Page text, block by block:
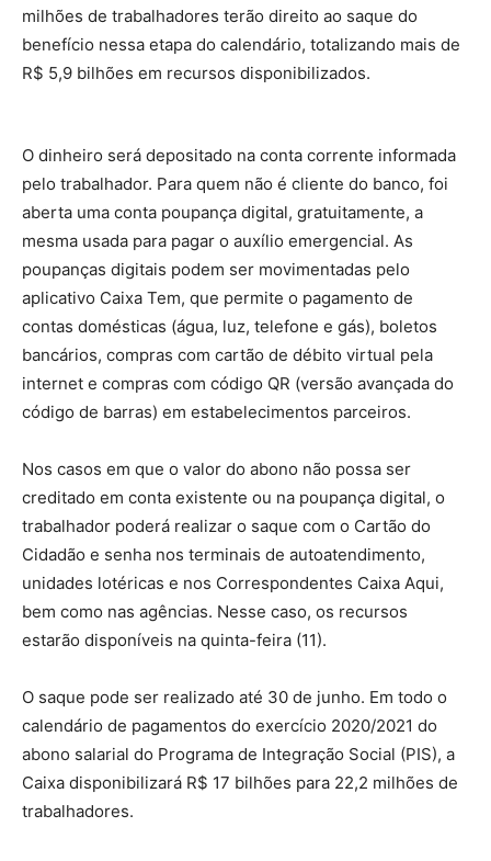
milhões de trabalhadores terão direito ao saque do
benefício nessa etapa do calendário, totalizando mais de
R$ 5,9 bilhões em recursos disponibilizados.
O dinheiro será depositado na conta corrente informada
pelo trabalhador. Para quem não é cliente do banco, foi
aberta uma conta poupança digital, gratuitamente, a
mesma usada para pagar o auxílio emergencial. As
poupanças digitais podem ser movimentadas pelo
aplicativo Caixa Tem, que permite o pagamento de
contas domésticas (água, luz, telefone e gás), boletos
bancários, compras com cartão de débito virtual pela
internet e compras com código QR (versão avançada do
código de barras) em estabelecimentos parceiros.
Nos casos em que o valor do abono não possa ser
creditado em conta existente ou na poupança digital, o
trabalhador poderá realizar o saque com o Cartão do
Cidadão e senha nos terminais de autoatendimento,
unidades lotéricas e nos Correspondentes Caixa Aqui,
bem como nas agências. Nesse caso, os recursos
estarão disponíveis na quinta-feira (11).
O saque pode ser realizado até 30 de junho. Em todo o
calendário de pagamentos do exercício 2020/2021 do
abono salarial do Programa de Integração Social (PIS), a
Caixa disponibilizará R$ 17 bilhões para 22,2 milhões de
trabalhadores.